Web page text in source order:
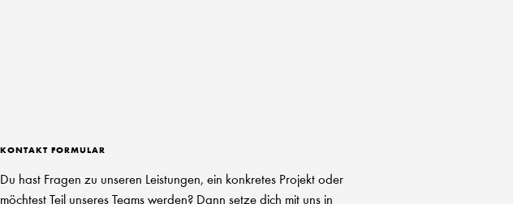
KONTAKT FORMULAR
Du hast Fragen zu unseren Leistungen, ein konkretes Projekt oder